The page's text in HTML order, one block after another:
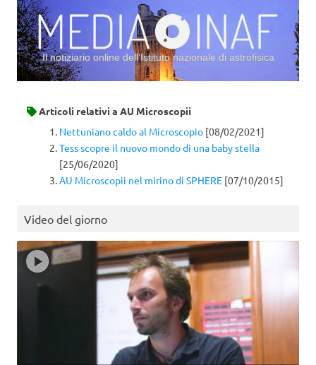
Il notiziario online dell’Istituto nazionale di astrofisica
Articoli relativi a AU Microscopii
Nettuniano caldo al Microscopio [08/02/2021]
Tess scopre il nuovo mondo di una baby stella
[25/06/2020]
AU Microscopii nel mirino di SPHERE [07/10/2015]
Video del giorno